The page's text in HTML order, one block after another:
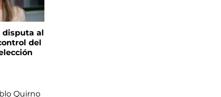
disputa al
del